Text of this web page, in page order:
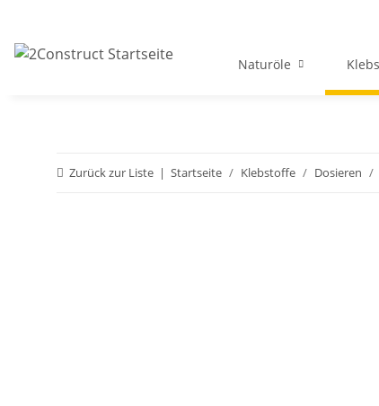
Naturöle
Zurück zur Liste Startseite Klebstoffe Dosieren